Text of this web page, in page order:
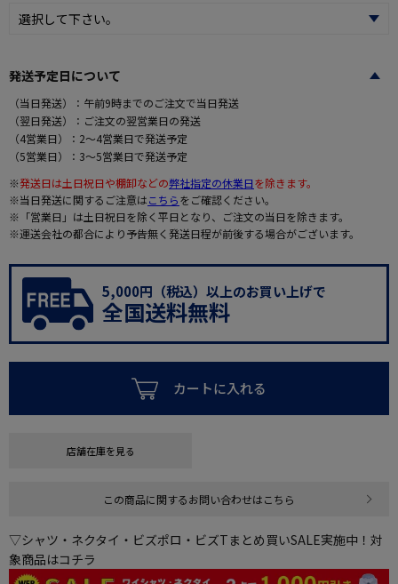
発送予定日について
（当日発送）：午前9時までのご注文で当日発送
（翌日発送）：ご注文の翌営業日の発送
（4営業日）：2～4営業日で発送予定
（5営業日）：3～5営業日で発送予定
※発送日は土日祝日や棚卸などの弊社指定の休業日を除きます。
※当日発送に関するご注意はこちらをご確認ください。
※「営業日」は土日祝日を除く平日となり、ご注文の当日を除きます。
※運送会社の都合により予告無く発送日程が前後する場合がございます。
5,000円（税込）以上のお買い上げで
全国送料無料
カートに入れる
店舗在庫を見る
この商品に関するお問い合わせはこちら
▽シャツ・ネクタイ・ビズポロ・ビズTまとめ買いSALE実施中！対
象商品はコチラ